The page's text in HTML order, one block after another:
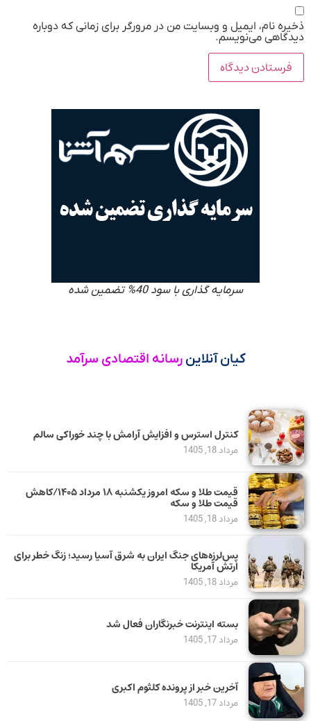
ذخیره نام، ایمیل و وبسایت من در مرورگر برای زمانی که دوباره
دیدگاهی می‌نویسم.
سرمایه گذاری با سود 40% تضمین شده
کیان آنلاین رسانه اقتصادی سرآمد
کنترل استرس و افزایش آرامش با چند خوراکی سالم
مرداد 18, 1405
قیمت طلا و سکه امروز یکشنبه ۱۸ مرداد ۱۴۰۵/کاهش
قیمت طلا و سکه
مرداد 18, 1405
پس‌لرزه‌های جنگ ایران به شرق آسیا رسید؛ زنگ خطر برای
ارتش آمریکا
مرداد 18, 1405
بسته اینترنت خبرنگاران فعال شد
مرداد 17, 1405
آخرین خبر از پرونده کلثوم اکبری
مرداد 17, 1405